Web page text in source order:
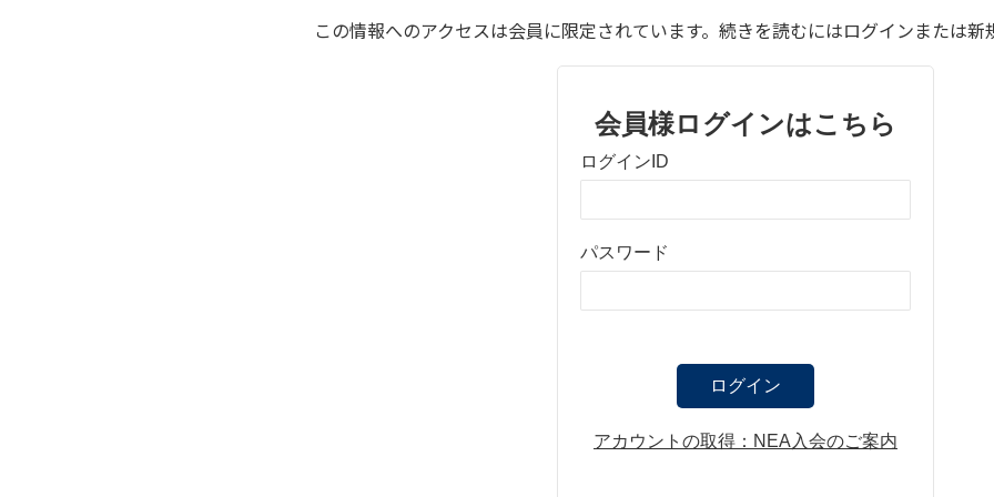
この情報へのアクセスは会員に限定されています。続きを読むにはログインまたは新
会員様ログインはこちら
ログインID
パスワード
ログイン
アカウントの取得：NEA入会のご案内